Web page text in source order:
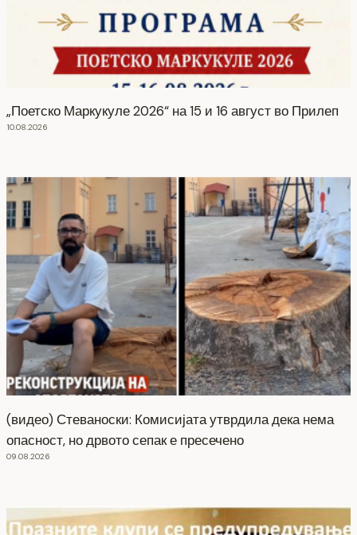
„Поетско Маркукуле 2026“ на 15 и 16 август во Прилеп
10.08.2026
(видео) Стеваноски: Комисијата утврдила дека нема
опасност, но дрвото сепак е пресечено
09.08.2026